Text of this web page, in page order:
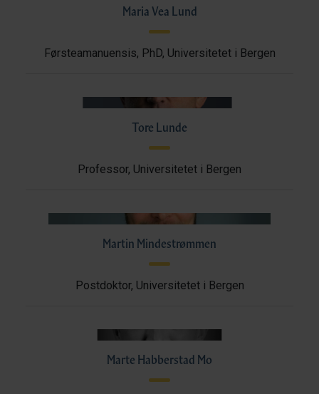
Maria Vea Lund
Førsteamanuensis, PhD, Universitetet i Bergen
Tore Lunde
Professor, Universitetet i Bergen
Martin Mindestrømmen
Postdoktor, Universitetet i Bergen
Marte Habberstad Mo